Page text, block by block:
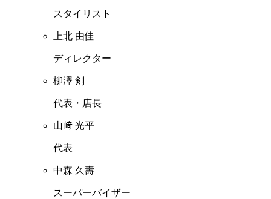
スタイリスト
上北 由佳
ディレクター
柳澤 剣
代表・店長
山﨑 光平
代表
中森 久壽
スーパーバイザー